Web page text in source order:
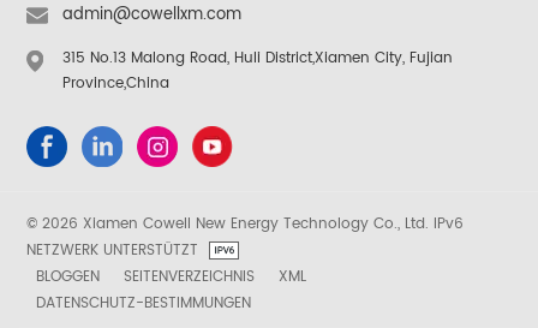
admin@cowellxm.com
315 No.13 Malong Road, Huli District,Xiamen City, Fujian
Province,China
© 2026 Xiamen Cowell New Energy Technology Co., Ltd. IPv6
NETZWERK UNTERSTÜTZT
BLOGGEN
SEITENVERZEICHNIS
XML
DATENSCHUTZ-BESTIMMUNGEN